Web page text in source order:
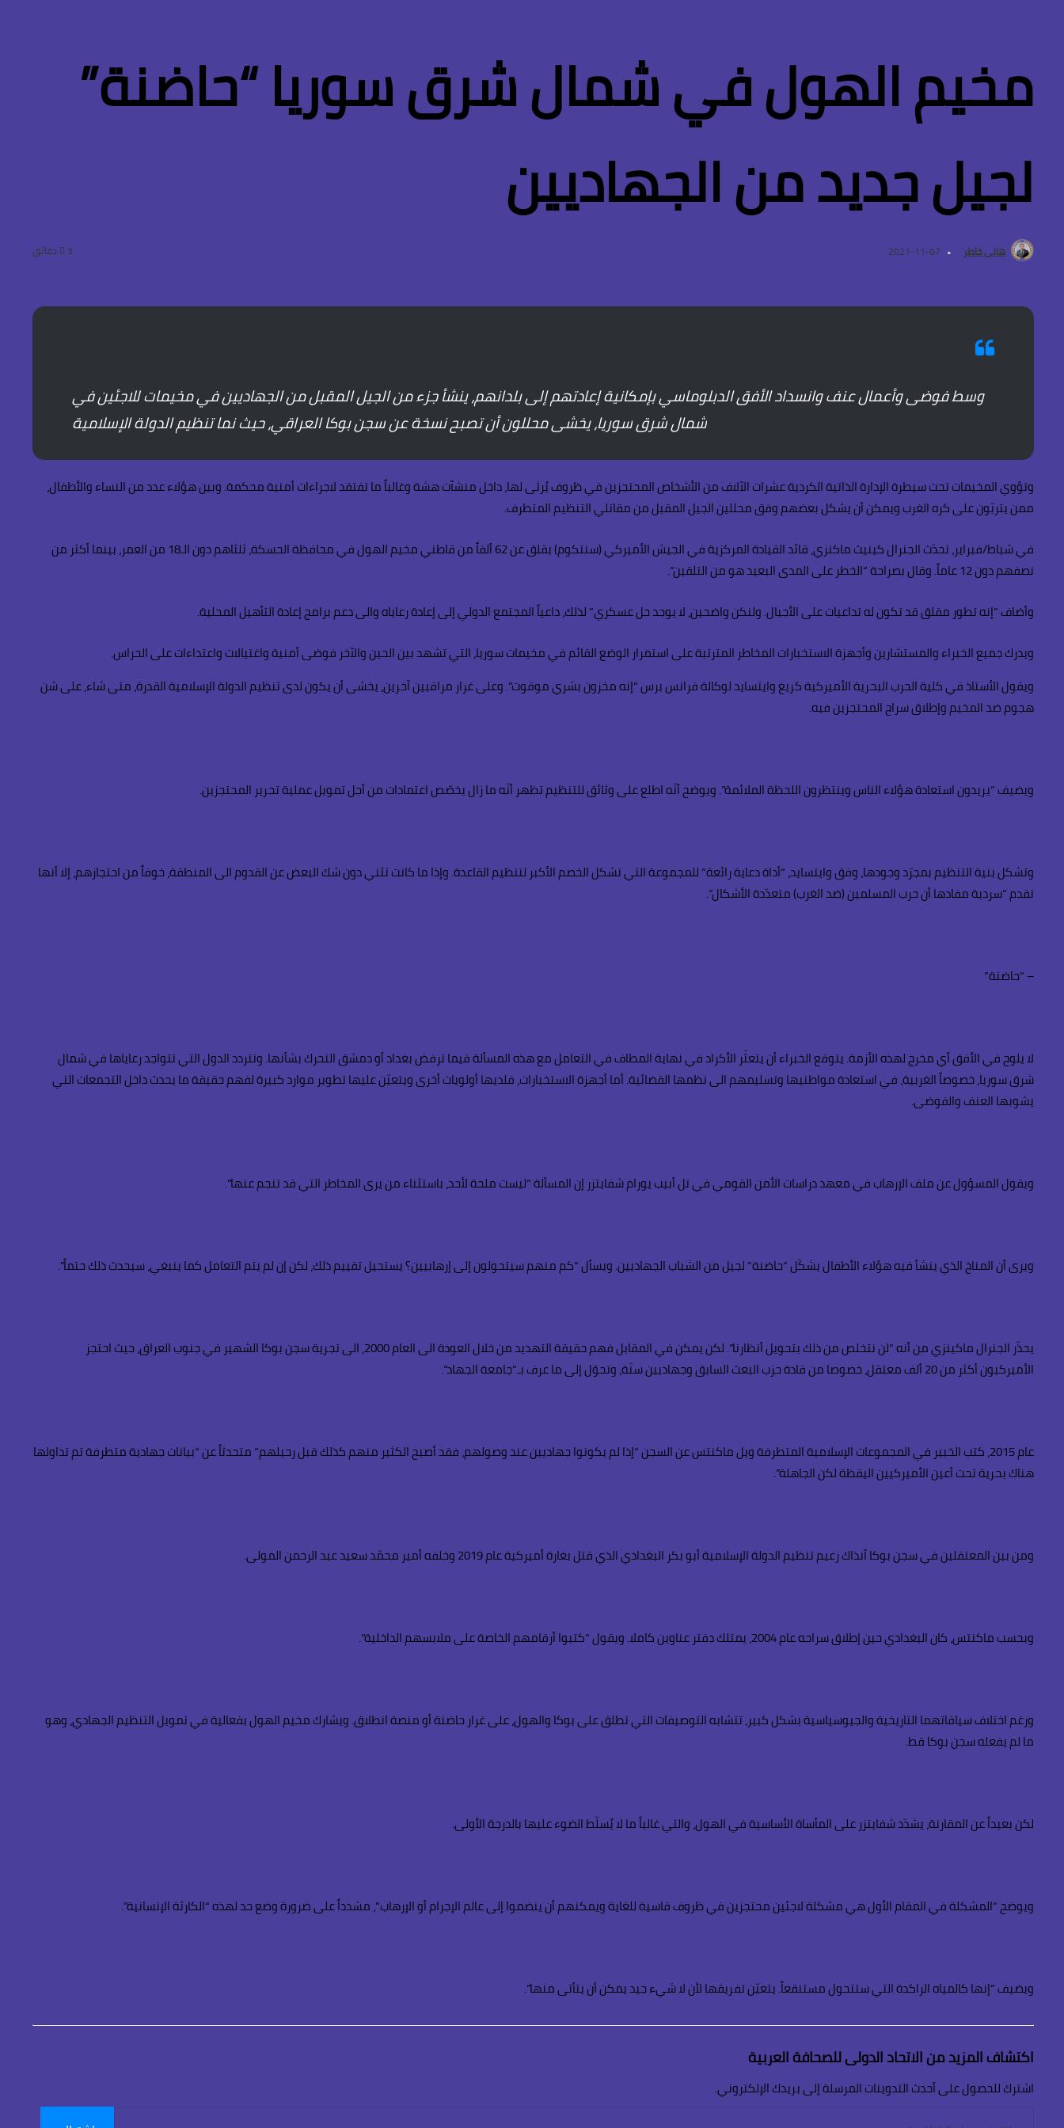
مخيم الهول في شمال شرق سوريا “حاضنة”
لجيل جديد من الجهاديين
هانى خاطر 2021-11-07 3 دقائق
وسط فوضى وأعمال عنف وانسداد الأفق الدبلوماسي بإمكانية إعادتهم إلى بلدانهم، ينشأ جزء من الجيل المقبل من الجهاديين في مخيمات للاجئين في
شمال شرق سوريا، يخشى محللون أن تصبح نسخة عن سجن بوكا العراقي، حيث نما تنظيم الدولة الإسلامية
وتؤوي المخيمات تحت سيطرة الإدارة الذاتية الكردية عشرات الآلاف من الأشخاص المحتجزين في ظروف يُرثى لها، داخل منشآت هشة وغالباً ما تفتقد لاجراءات أمنية محكمة. وبين هؤلاء عدد من النساء والأطفال،
ممن يتربّون على كره الغرب ويمكن أن يشكل بعضهم وفق محللين الجيل المقبل من مقاتلي التنظيم المتطرف.
في شباط/فبراير، تحدّث الجنرال كينيث ماكنزي، قائد القيادة المركزية في الجيش الأميركي (سنتكوم) بقلق عن 62 ألفاً من قاطني مخيم الهول في محافظة الحسكة، ثلثاهم دون الـ18 من العمر، بينما أكثر من
نصفهم دون 12 عاماً. وقال بصراحة “الخطر على المدى البعيد هو من التلقين”.
وأضاف “إنه تطور مقلق قد تكون له تداعيات على الأجيال. ولنكن واضحين، لا يوجد حل عسكري” لذلك، داعياً المجتمع الدولي إلى إعادة رعاياه والى دعم برامج إعادة التأهيل المحلية.
ويدرك جميع الخبراء والمستشارين وأجهزة الاستخبارات المخاطر المترتبة على استمرار الوضع القائم في مخيمات سوريا، التي تشهد بين الحين والآخر فوضى أمنية واغتيالات واعتداءات على الحراس.
ويقول الأستاذ في كلية الحرب البحرية الأميركية كريغ وايتسايد لوكالة فرانس برس “إنه مخزون بشري موقوت”. وعلى غرار مراقبين آخرين، يخشى أن يكون لدى تنظيم الدولة الإسلامية القدرة، متى شاء، على شن
هجوم ضد المخيم وإطلاق سراح المحتجزين فيه.
ويضيف “يريدون استعادة هؤلاء الناس وينتظرون اللحظة الملائمة”. ويوضح أنّه اطلع على وثائق للتنظيم تظهر أنّه ما زال يخصّص اعتمادات من أجل تمويل عملية تحرير المحتجزين.
وتشكل بنية التنظيم بمجرّد وجودها، وفق وايتسايد، “أداة دعاية رائعة” للمجموعة التي تشكل الخصم الأكبر لتنظيم القاعدة. وإذا ما كانت تثني دون شك البعض عن القدوم الى المنطقة، خوفاً من احتجازهم، إلا أنها
تقدم “سردية مفادها أن حرب المسلمين (ضد الغرب) متعدّدة الأشكال”.
– “حاضنة”
لا يلوح في الأفق أي مخرج لهذه الأزمة. يتوقع الخبراء أن يتعثّر الأكراد في نهاية المطاف في التعامل مع هذه المسألة فيما ترفض بغداد أو دمشق التحرك بشأنها. وتتردد الدول التي تتواجد رعاياها في شمال
شرق سوريا، خصوصاً الغربية، في استعادة مواطنيها وتسليمهم الى نظمها القضائية. أما أجهزة الاستخبارات، فلديها أولويات أخرى ويتعيّن عليها تطوير موارد كبيرة لفهم حقيقة ما يحدث داخل التجمعات التي
يشوبها العنف والفوضى.
ويقول المسؤول عن ملف الإرهاب في معهد دراسات الأمن القومي في تل أبيب يورام شفايتزر إن المسألة “ليست ملحة لأحد، باستثناء من يرى المخاطر التي قد تنجم عنها”.
ويرى أن المناخ الذي ينشأ فيه هؤلاء الأطفال يشكّل “حاضنة” لجيل من الشباب الجهاديين. ويسأل “كم منهم سيتحولون إلى إرهابيين؟ يستحيل تقييم ذلك، لكن إن لم يتم التعامل كما ينبغي، سيحدث ذلك حتماً”.
يحذّر الجنرال ماكينزي من أنه “لن نتخلص من ذلك بتحويل أنظارنا”. لكن يمكن في المقابل فهم حقيقة التهديد من خلال العودة الى العام 2000، الى تجرية سجن بوكا الشهير في جنوب العراق، حيث احتجز
الأميركيون أكثر من 20 ألف معتقل، خصوصا من قادة حزب البعث السابق وجهاديين سنّة، وتحوّل إلى ما عرف بـ”جامعة الجهاد”.
عام 2015، كتب الخبير في المجموعات الإسلامية المتطرفة ويل ماكنتس عن السجن “إذا لم يكونوا جهاديين عند وصولهم، فقد أصبح الكثير منهم كذلك قبل رحيلهم” متحدثاً عن “بيانات جهادية متطرفة تم تداولها
هناك بحرية تحت أعين الأميركيين اليقظة لكن الجاهلة”.
ومن بين المعتقلين في سجن بوكا آنذاك زعيم تنظيم الدولة الإسلامية أبو بكر البغدادي الذي قتل بغارة أميركية عام 2019 وخلفه أمير محمّد سعيد عبد الرحمن المولى.
وبحسب ماكنتس، كان البغدادي حين إطلاق سراحه عام 2004، يمتلك دفتر عناوين كاملا. ويقول “كتبوا أرقامهم الخاصة على ملابسهم الداخلية”.
ورغم اختلاف سياقاتهما التاريخية والجيوسياسية بشكل كبير، تتشابه التوصيفات التي تطلق على بوكا والهول، على غرار حاضنة أو منصة انطلاق. ويشارك مخيم الهول بفعالية في تمويل التنظيم الجهادي، وهو
ما لم يفعله سجن بوكا قط.
لكن بعيداً عن المقارنة، يشدّد شفايتزر على المأساة الأساسية في الهول، والتي غالباً ما لا يُسلّط الضوء عليها بالدرجة الأولى.
ويوضح “المشكلة في المقام الأول هي مشكلة لاجئين محتجزين في ظروف قاسية للغاية ويمكنهم أن ينضموا إلى عالم الإجرام أو الإرهاب”، مشدداً على ضرورة وضع حد لهذه “الكارثة الإنسانية”.
ويضيف “إنها كالمياه الراكدة التي ستتحول مستنقعاً. يتعيّن تفريقها لأن لا شيء جيد يمكن أن يتأتى منها”.
اكتشاف المزيد من الاتحاد الدولى للصحافة العربية
اشترك للحصول على أحدث التدوينات المرسلة إلى بريدك الإلكتروني.